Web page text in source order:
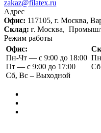
zakaz@filatex.ru
Адрес
Офис: 117105, г. Москва,
Склад: г. Москва,
Режим работы
Офис:
Пн-Чт — с 9:00 до 18:00
Пт — с 9:00 до 17:00
Сб, Вс – Выходной